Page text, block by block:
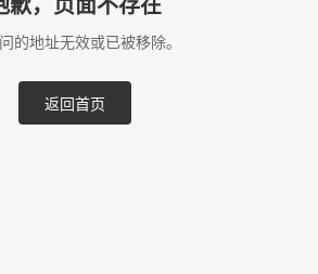
歉，页面不存在
的地址无效或已被移除。
返回首页